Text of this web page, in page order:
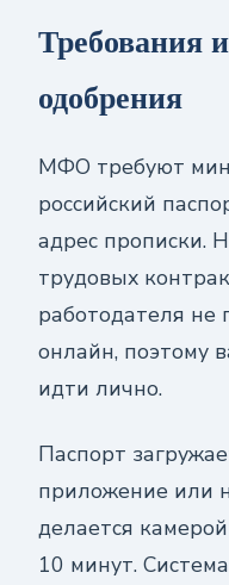
Требования
одобрения
МФО требуют
российский
адрес прописки.
трудовых
работодателя не
онлайн, поэтому
идти лично.
Паспорт
приложение или
делается
10 минут.